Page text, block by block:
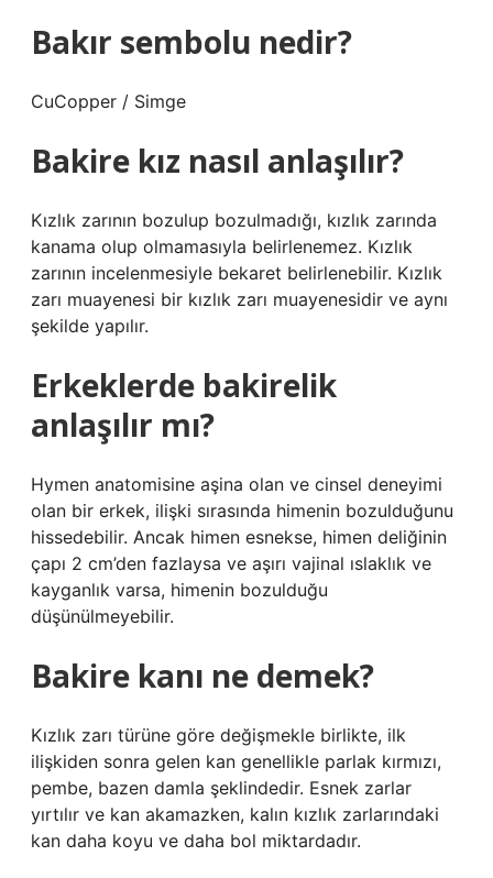
Bakır sembolu nedir?
CuCopper / Simge
Bakire kız nasıl anlaşılır?
Kızlık zarının bozulup bozulmadığı, kızlık zarında
kanama olup olmamasıyla belirlenemez. Kızlık
zarının incelenmesiyle bekaret belirlenebilir. Kızlık
zarı muayenesi bir kızlık zarı muayenesidir ve aynı
şekilde yapılır.
Erkeklerde bakirelik
anlaşılır mı?
Hymen anatomisine aşina olan ve cinsel deneyimi
olan bir erkek, ilişki sırasında himenin bozulduğunu
hissedebilir. Ancak himen esnekse, himen deliğinin
çapı 2 cm’den fazlaysa ve aşırı vajinal ıslaklık ve
kayganlık varsa, himenin bozulduğu
düşünülmeyebilir.
Bakire kanı ne demek?
Kızlık zarı türüne göre değişmekle birlikte, ilk
ilişkiden sonra gelen kan genellikle parlak kırmızı,
pembe, bazen damla şeklindedir. Esnek zarlar
yırtılır ve kan akamazken, kalın kızlık zarlarındaki
kan daha koyu ve daha bol miktardadır.